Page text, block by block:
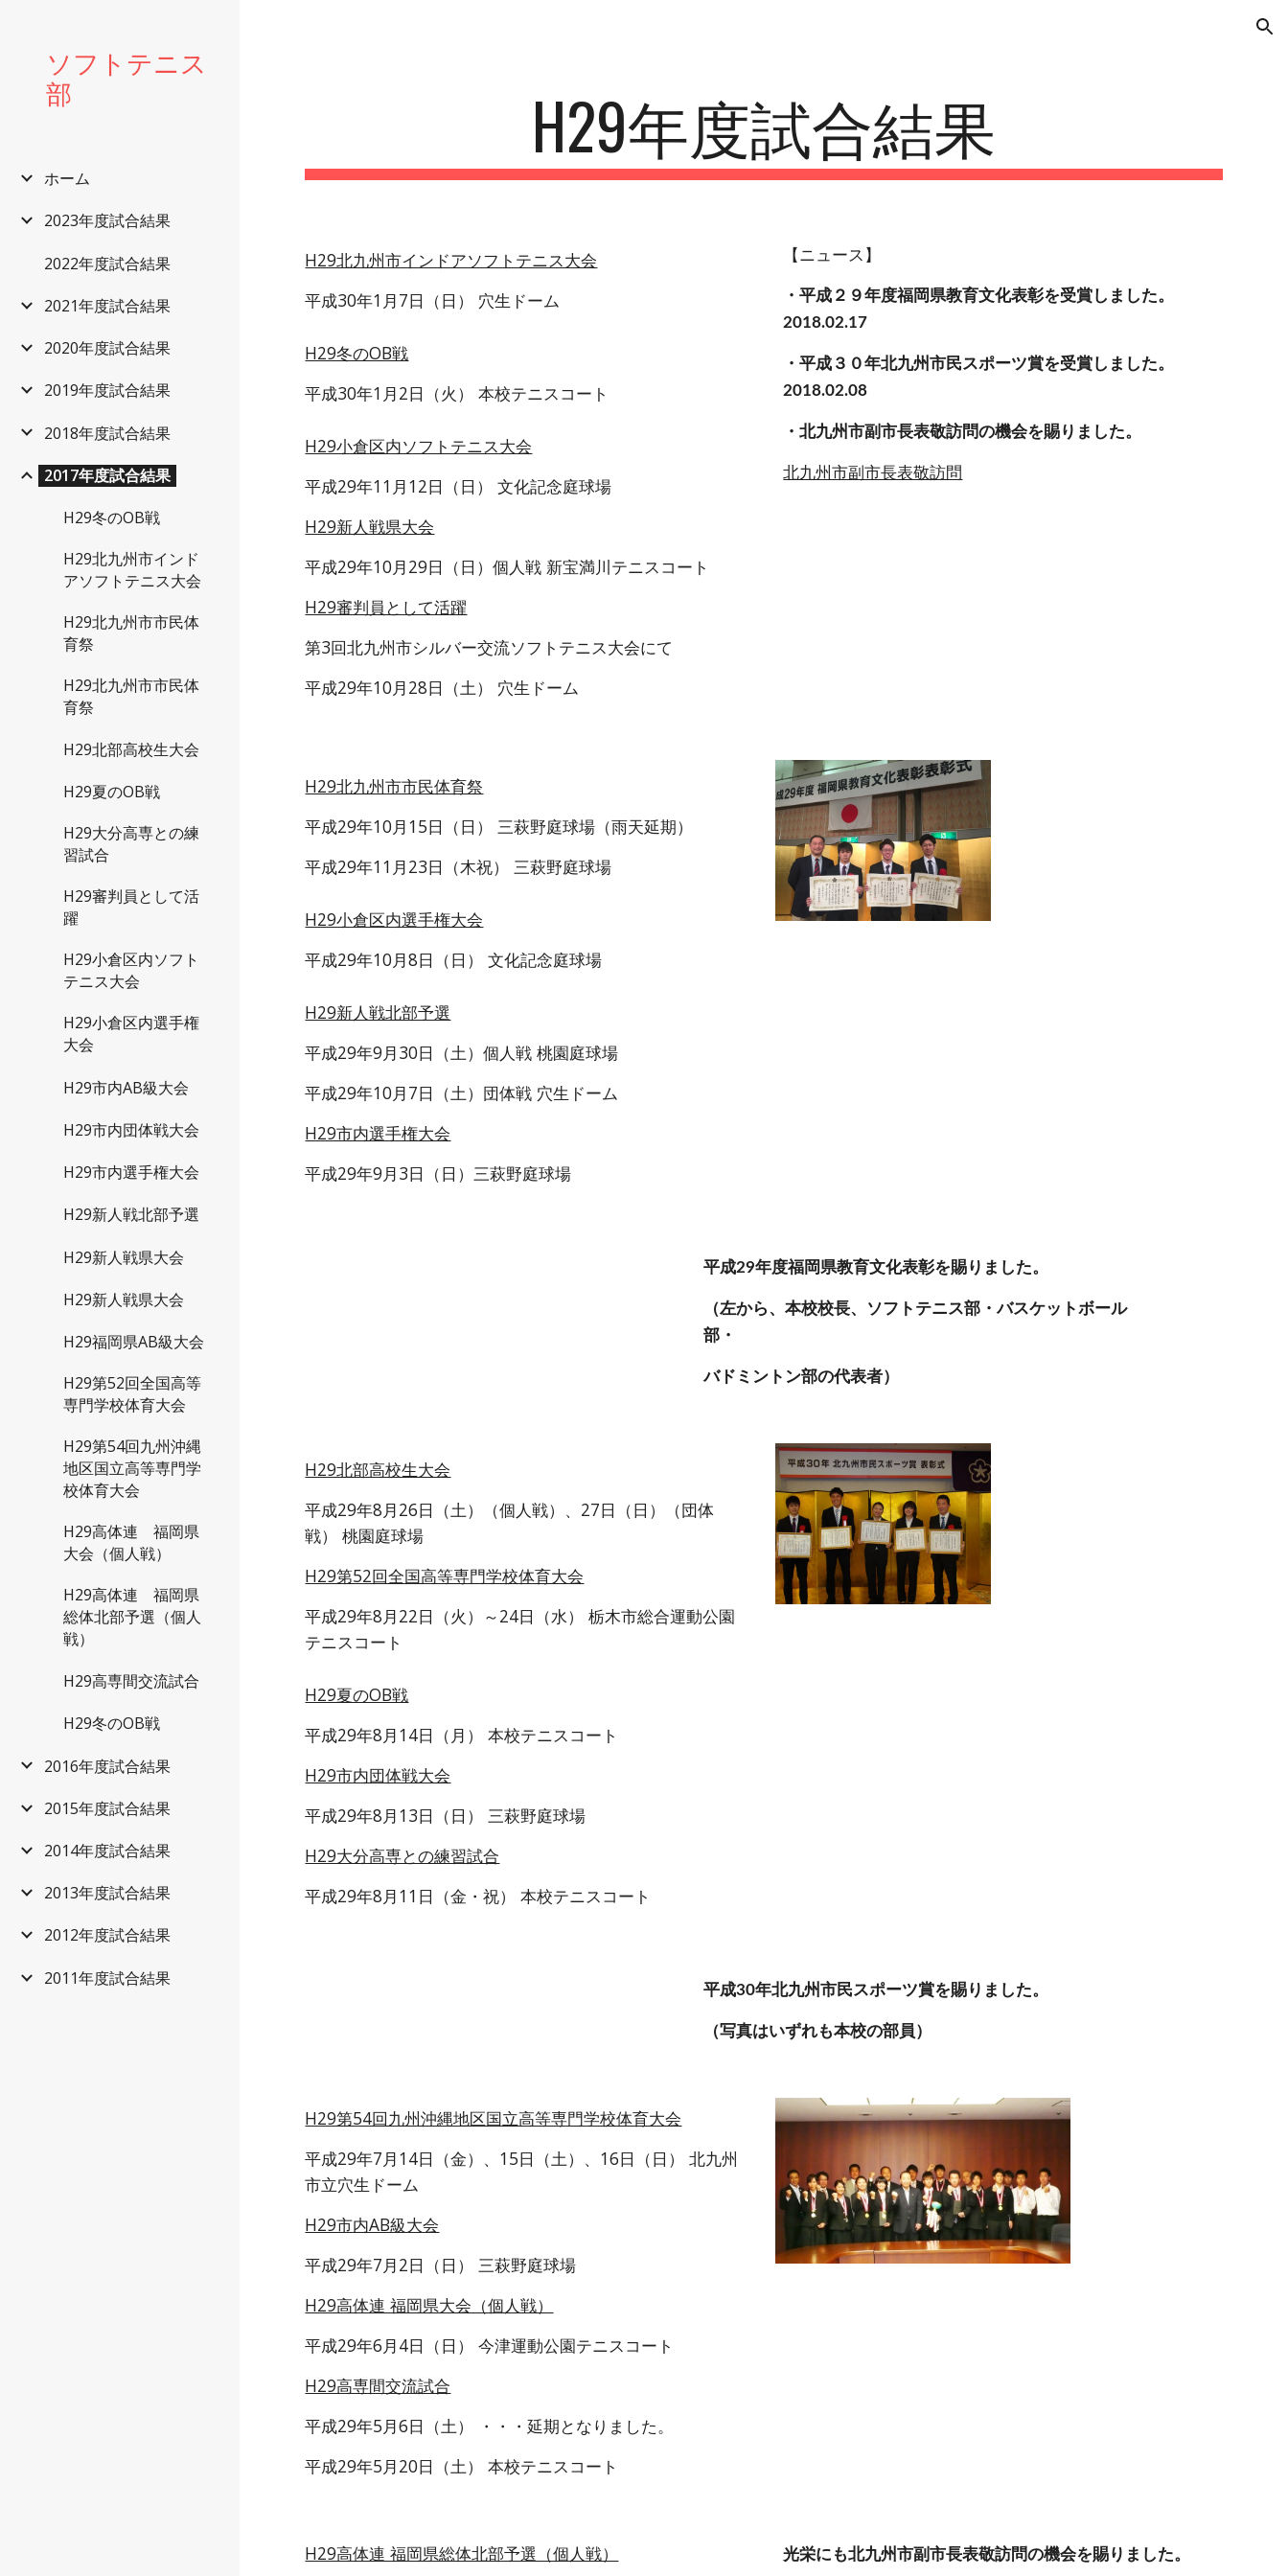
ソフトテニス
部
ホーム
2023年度試合結果
2022年度試合結果
2021年度試合結果
2020年度試合結果
2019年度試合結果
2018年度試合結果
2017年度試合結果
H29冬のOB戦
H29北九州市インド
アソフトテニス大会
H29北九州市市民体
育祭
H29北九州市市民体
育祭
H29北部高校生大会
H29夏のOB戦
H29大分高専との練
習試合
H29審判員として活
躍
H29小倉区内ソフト
テニス大会
H29小倉区内選手権
大会
H29市内AB級大会
H29市内団体戦大会
H29市内選手権大会
H29新人戦北部予選
H29新人戦県大会
H29新人戦県大会
H29福岡県AB級大会
H29第52回全国高等
専門学校体育大会
H29第54回九州沖縄
地区国立高等専門学
校体育大会
H29高体連 福岡県
大会（個人戦）
H29高体連 福岡県
総体北部予選（個人
戦）
H29高専間交流試合
H29冬のOB戦
2016年度試合結果
2015年度試合結果
2014年度試合結果
2013年度試合結果
2012年度試合結果
2011年度試合結果
H29年度試合結果
H29北九州市インドアソフトテニス大会
平成30年1月7日（日） 穴生ドーム
H29冬のOB戦
平成30年1月2日（火） 本校テニスコート
H29小倉区内ソフトテニス大会
平成29年11月12日（日） 文化記念庭球場
H29新人戦県大会
平成29年10月29日（日）個人戦 新宝満川テニスコート
H29審判員として活躍
第3回北九州市シルバー交流ソフトテニス大会にて
平成29年10月28日（土） 穴生ドーム
【ニュース】
・平成２９年度福岡県教育文化表彰を受賞しました。
2018.02.17
・平成３０年北九州市民スポーツ賞を受賞しました。
2018.02.08
・北九州市副市長表敬訪問の機会を賜りました。
北九州市副市長表敬訪問
H29北九州市市民体育祭
平成29年10月15日（日） 三萩野庭球場（雨天延期）
平成29年11月23日（木祝） 三萩野庭球場
H29小倉区内選手権大会
平成29年10月8日（日） 文化記念庭球場
H29新人戦北部予選
平成29年9月30日（土）個人戦 桃園庭球場
平成29年10月7日（土）団体戦 穴生ドーム
H29市内選手権大会
平成29年9月3日（日）三萩野庭球場
平成29年度福岡県教育文化表彰を賜りました。
（左から、本校校長、ソフトテニス部・バスケットボール
部・
バドミントン部の代表者）
H29北部高校生大会
平成29年8月26日（土）（個人戦）、27日（日）（団体
戦） 桃園庭球場
H29第52回全国高等専門学校体育大会
平成29年8月22日（火）～24日（水） 栃木市総合運動公園
テニスコート
H29夏のOB戦
平成29年8月14日（月） 本校テニスコート
H29市内団体戦大会
平成29年8月13日（日） 三萩野庭球場
H29大分高専との練習試合
平成29年8月11日（金・祝） 本校テニスコート
平成30年北九州市民スポーツ賞を賜りました。
（写真はいずれも本校の部員）
H29第54回九州沖縄地区国立高等専門学校体育大会
平成29年7月14日（金）、15日（土）、16日（日） 北九州
市立穴生ドーム
H29市内AB級大会
平成29年7月2日（日） 三萩野庭球場
H29高体連 福岡県大会（個人戦）
平成29年6月4日（日） 今津運動公園テニスコート
H29高専間交流試合
平成29年5月6日（土） ・・・延期となりました。
平成29年5月20日（土） 本校テニスコート
H29高体連 福岡県総体北部予選（個人戦） 光栄にも北九州市副市長表敬訪問の機会を賜りました。